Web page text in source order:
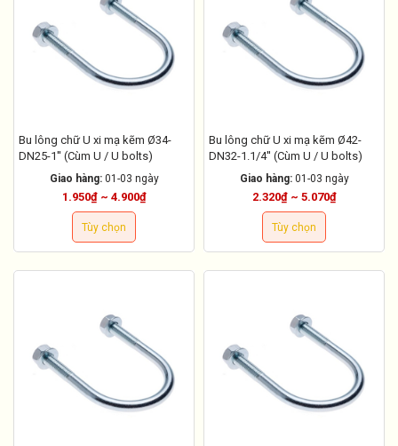
Bu lông chữ U xi mạ kẽm Ø34-
DN25-1'' (Cùm U / U bolts)
Giao hàng: 01-03 ngày
1.950₫ ~ 4.900₫
Tùy chọn
Bu lông chữ U xi mạ kẽm Ø42-
DN32-1.1/4'' (Cùm U / U bolts)
Giao hàng: 01-03 ngày
2.320₫ ~ 5.070₫
Tùy chọn